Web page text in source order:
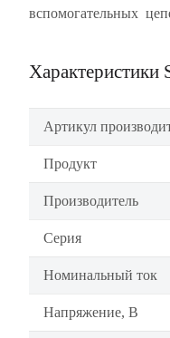
вспомогательных
Характеристики
Артикул
Продукт
Производитель
Серия
Номинальный ток
Напряжение, В